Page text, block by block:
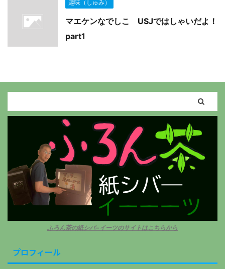
趣味（しゅみ）
マエケンなでしこ USJではしゃいだよ！
part1
ふろん茶の紙シバ−イーツのサイトはこちらから
プロフィール